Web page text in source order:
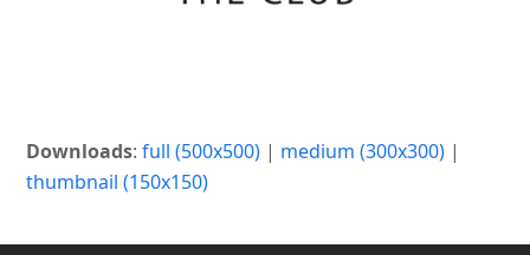
Downloads:full (500x500) | medium (300x300) |
thumbnail (150x150)